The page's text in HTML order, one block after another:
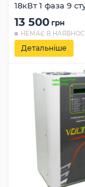
18кВт 1 фаза 9
13 500 грн
НЕМАЄ В
Детальніше